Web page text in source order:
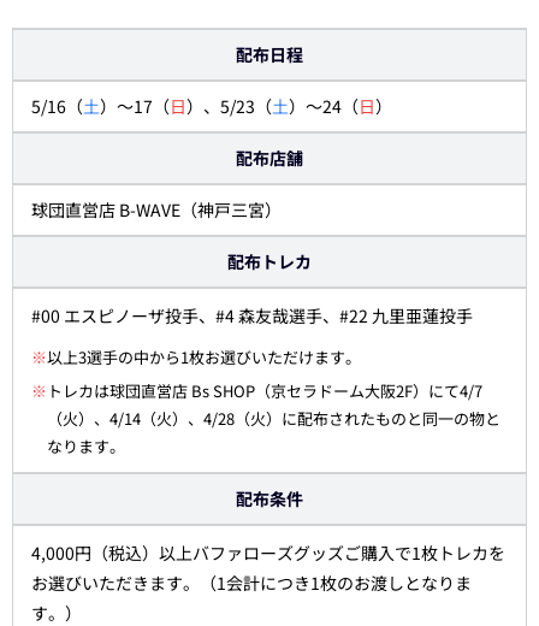
配布日程
5/16（土）～17（日）、5/23（土）～24（日）
配布店舗
球団直営店 B-WAVE（神戸三宮）
配布トレカ
#00 エスピノーザ投手、#4 森友哉選手、#22 九里亜蓮投手
※以上3選手の中から1枚お選びいただけます。
※ トレカは球団直営店 Bs SHOP（京セラドーム大阪2F）にて4/7
（火）、4/14（火）、4/28（火）に配布されたものと同一の物と
なります。
配布条件
4,000円（税込）以上バファローズグッズご購入で1枚トレカを
お選びいただきます。（1会計につき1枚のお渡しとなりま
す。）